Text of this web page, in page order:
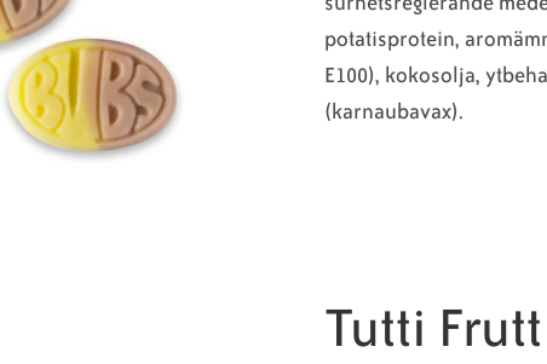
potatisprotein,
E100), kokosolja,
(karnaubavax).
Tutti